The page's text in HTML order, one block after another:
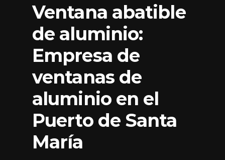
Ventana abatible
de aluminio:
Empresa de
ventanas de
aluminio en el
Puerto de Santa
María